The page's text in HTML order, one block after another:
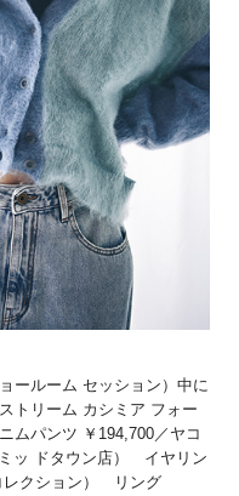
ールーム セッション）中に
トリーム カシミア フォー
ムパンツ ￥194,700／ヤコ
ッ ドタウン店） イヤリン
レクション） リング